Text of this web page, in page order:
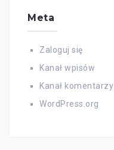
Meta
Zaloguj się
Kanał wpisów
Kanał komentarzy
WordPress.org